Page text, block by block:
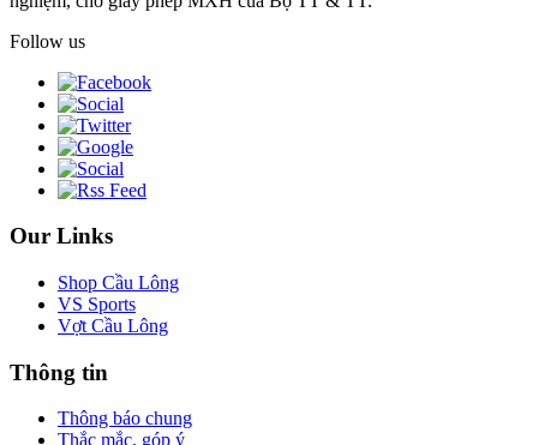
Follow us
Our Links
Shop Cầu Lông
VS Sports
Vợt Cầu Lông
Thông tin
Thông báo chung
Thắc mắc, góp ý